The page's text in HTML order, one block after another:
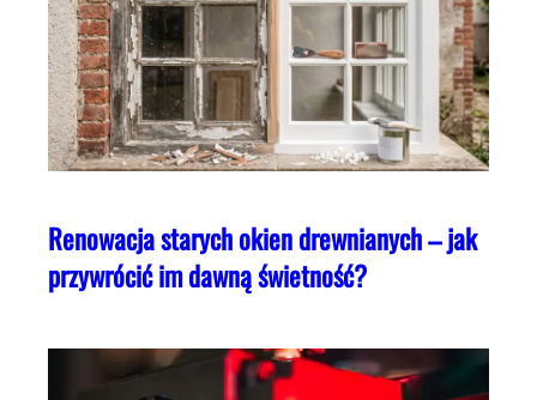
Renowacja starych okien drewnianych – jak
przywrócić im dawną świetność?